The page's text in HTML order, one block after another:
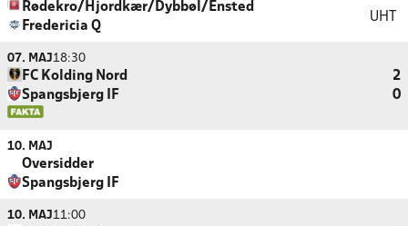
Rødekro/Hjordkær/Dybbøl/Ensted
Fredericia Q
UHT
07. MAJ18:30
FC Kolding Nord
2
Spangsbjerg IF
0
10. MAJ
Oversidder
Spangsbjerg IF
10. MAJ11:00